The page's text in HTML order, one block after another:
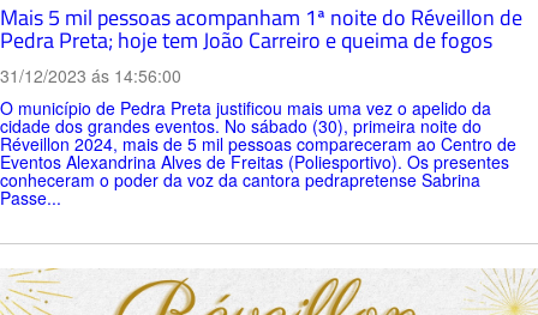
Mais 5 mil pessoas acompanham 1ª noite do Réveillon de
Pedra Preta; hoje tem João Carreiro e queima de fogos
31/12/2023 ás 14:56:00
O município de Pedra Preta justificou mais uma vez o apelido da
cidade dos grandes eventos. No sábado (30), primeira noite do
Réveillon 2024, mais de 5 mil pessoas compareceram ao Centro de
Eventos Alexandrina Alves de Freitas (Poliesportivo). Os presentes
conheceram o poder da voz da cantora pedrapretense Sabrina
Passe...